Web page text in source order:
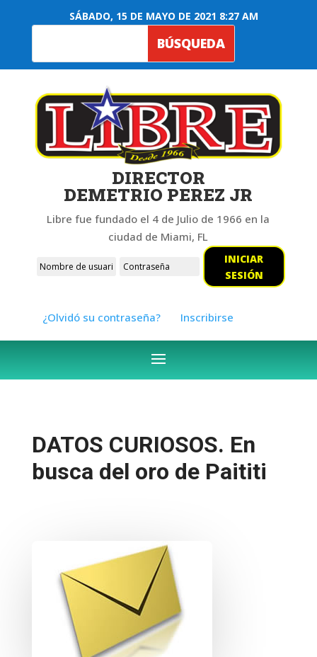
SÁBADO, 15 DE MAYO DE 2021 8:27 AM
DIRECTOR
DEMETRIO PEREZ JR
Libre fue fundado el 4 de Julio de 1966 en la
ciudad de Miami, FL
INICIAR
SESIÓN
¿Olvidó su contraseña? Inscribirse
DATOS CURIOSOS. En
busca del oro de Paititi